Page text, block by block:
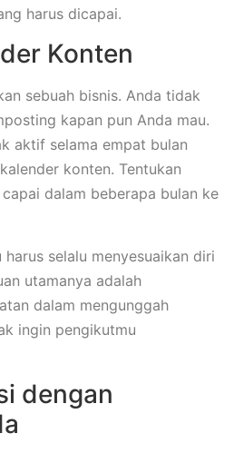
harus dicapai.
Konten
sebuah bisnis. Anda tidak
kapan pun Anda mau.
aktif selama empat bulan
konten. Tentukan
dalam beberapa bulan ke
selalu menyesuaikan diri
utamanya adalah
dalam mengunggah
ingin pengikutmu
dengan